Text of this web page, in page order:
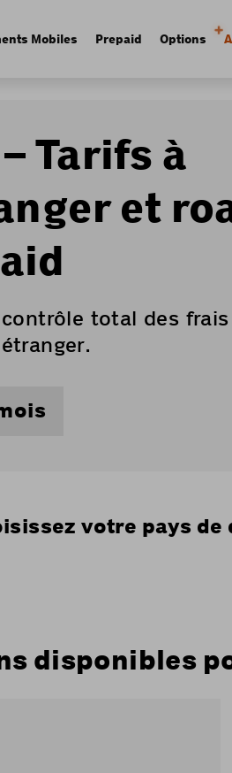
Mobiles Prepaid Options
Tarifs à
et
contrôle total des
votre pays
disponibles